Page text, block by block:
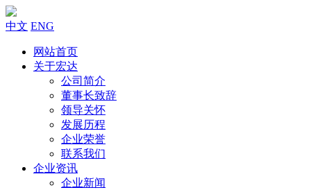
中文 ENG
网站首页
关于宏达
公司简介
董事长致辞
领导关怀
发展历程
企业荣誉
联系我们
企业资讯
企业新闻